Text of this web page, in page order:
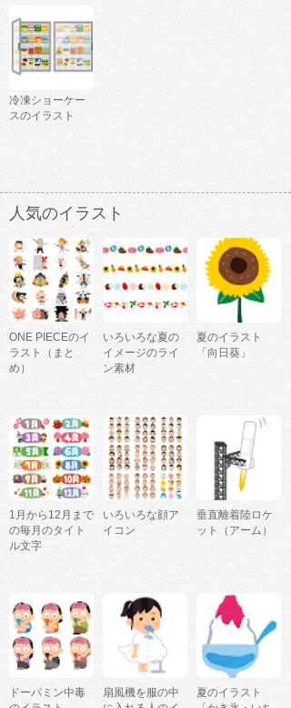
冷凍ショーケー
スのイラスト
人気のイラスト
ONE PIECEのイ
ラスト（まと
め）
いろいろな夏の
イメージのライ
ン素材
夏のイラスト
「向日葵」
1月から12月まで
の毎月のタイト
ル文字
いろいろな顔ア
イコン
垂直離着陸ロケ
ット（アーム）
ドーパミン中毒
扇風機を服の中
夏のイラスト